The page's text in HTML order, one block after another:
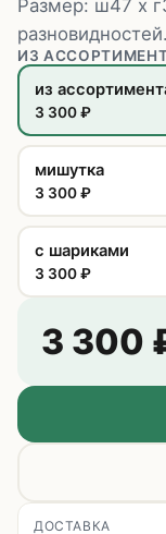
Размер: ш47 х
разновидностей.
ИЗ
из
3 300₽
мишутка
3 300₽
с шариками
3 300₽
3 300
ДОСТАВКА